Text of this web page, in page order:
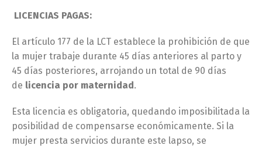
LICENCIAS PAGAS:
El artículo 177 de la LCT establece la prohibición de que
la mujer trabaje durante 45 días anteriores al parto y
45 días posteriores, arrojando un total de 90 días
de licencia por maternidad.
Esta licencia es obligatoria, quedando imposibilitada la
posibilidad de compensarse económicamente. Si la
mujer presta servicios durante este lapso, se